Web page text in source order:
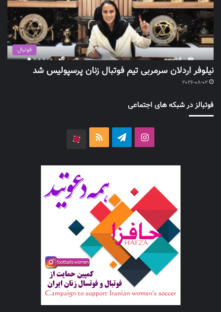
فوتبال
نیلوفر اردلان سرمربی تیم فوتبال زنان پرسپولیس شد
2026-08-02
فوتبالز در شبکه های اجتماعی
اینستاگرامتلگرام خوراک